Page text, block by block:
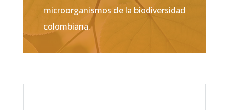
microorganismos de la biodiversidad
colombiana.